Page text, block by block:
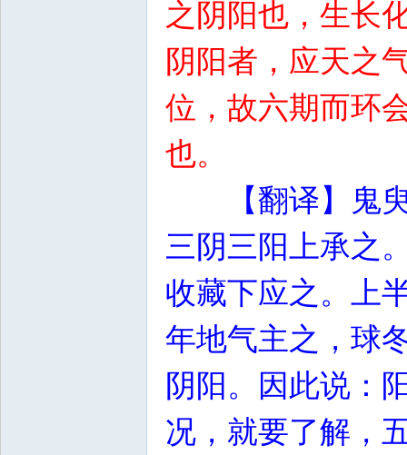
之阴阳也，生长
阴阳者，应天之
位，故六期而环
也。
【翻译】鬼
三阴三阳上承之
收藏下应之。上
年地气主之，球
阴阳。因此说：
况，就要了解，